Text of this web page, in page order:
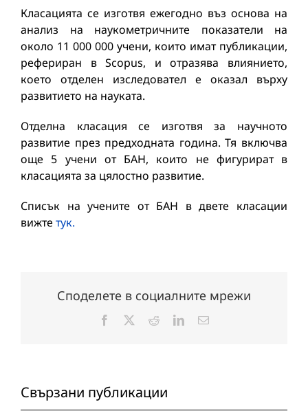
Класацията се изготвя ежегодно въз основа на
анализ на наукометричните показатели на
около 11 000 000 учени, които имат публикации,
рефериран в Scopus, и отразява влиянието,
което отделен изследовател е оказал върху
развитието на науката.
Отделна класация се изготвя за научното
развитие през предходната година. Тя включва
още 5 учени от БАН, които не фигурират в
класацията за цялостно развитие.
Списък на учените от БАН в двете класации
вижте тук.
Споделете в социалните мрежи
Facebook RedditLinkedInЕлектронна
Свързани публикации